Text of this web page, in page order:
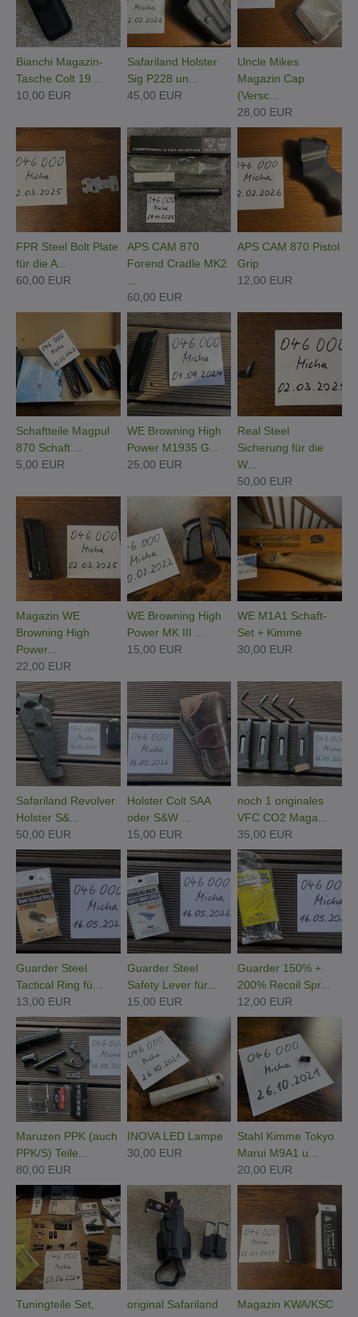
Bianchi Magazin-
Tasche Colt 19...
10,00 EUR
Safariland Holster
Sig P228 un...
45,00 EUR
Uncle Mikes
Magazin Cap
(Versc...
28,00 EUR
FPR Steel Bolt Plate
für die A...
60,00 EUR
APS CAM 870
Forend Cradle MK2
60,00 EUR
APS CAM 870 Pistol
Grip
12,00 EUR
Schaftteile Magpul
870 Schaft ...
5,00 EUR
WE Browning High
Power M1935 G...
25,00 EUR
Real Steel
Sicherung für die
W...
50,00 EUR
Magazin WE
Browning High
Power...
22,00 EUR
WE Browning High
Power MK III ...
15,00 EUR
WE M1A1 Schaft-
Set + Kimme
30,00 EUR
Safariland Revolver
Holster S&...
50,00 EUR
Holster Colt SAA
oder S&W ...
15,00 EUR
noch 1 originales
VFC CO2 Maga...
35,00 EUR
Guarder Steel
Tactical Ring fü...
13,00 EUR
Guarder Steel
Safety Lever für...
15,00 EUR
Guarder 150% +
200% Recoil Spr...
12,00 EUR
Maruzen PPK (auch
PPK/S) Teile...
80,00 EUR
INOVA LED Lampe
30,00 EUR
Stahl Kimme Tokyo
Marui M9A1 u...
20,00 EUR
Tuningteile Set,
original Safariland
Magazin KWA/KSC